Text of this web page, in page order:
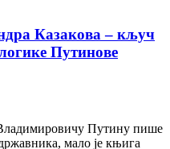
Казакова – кључ
Путинове
Путину пише
мало је књига